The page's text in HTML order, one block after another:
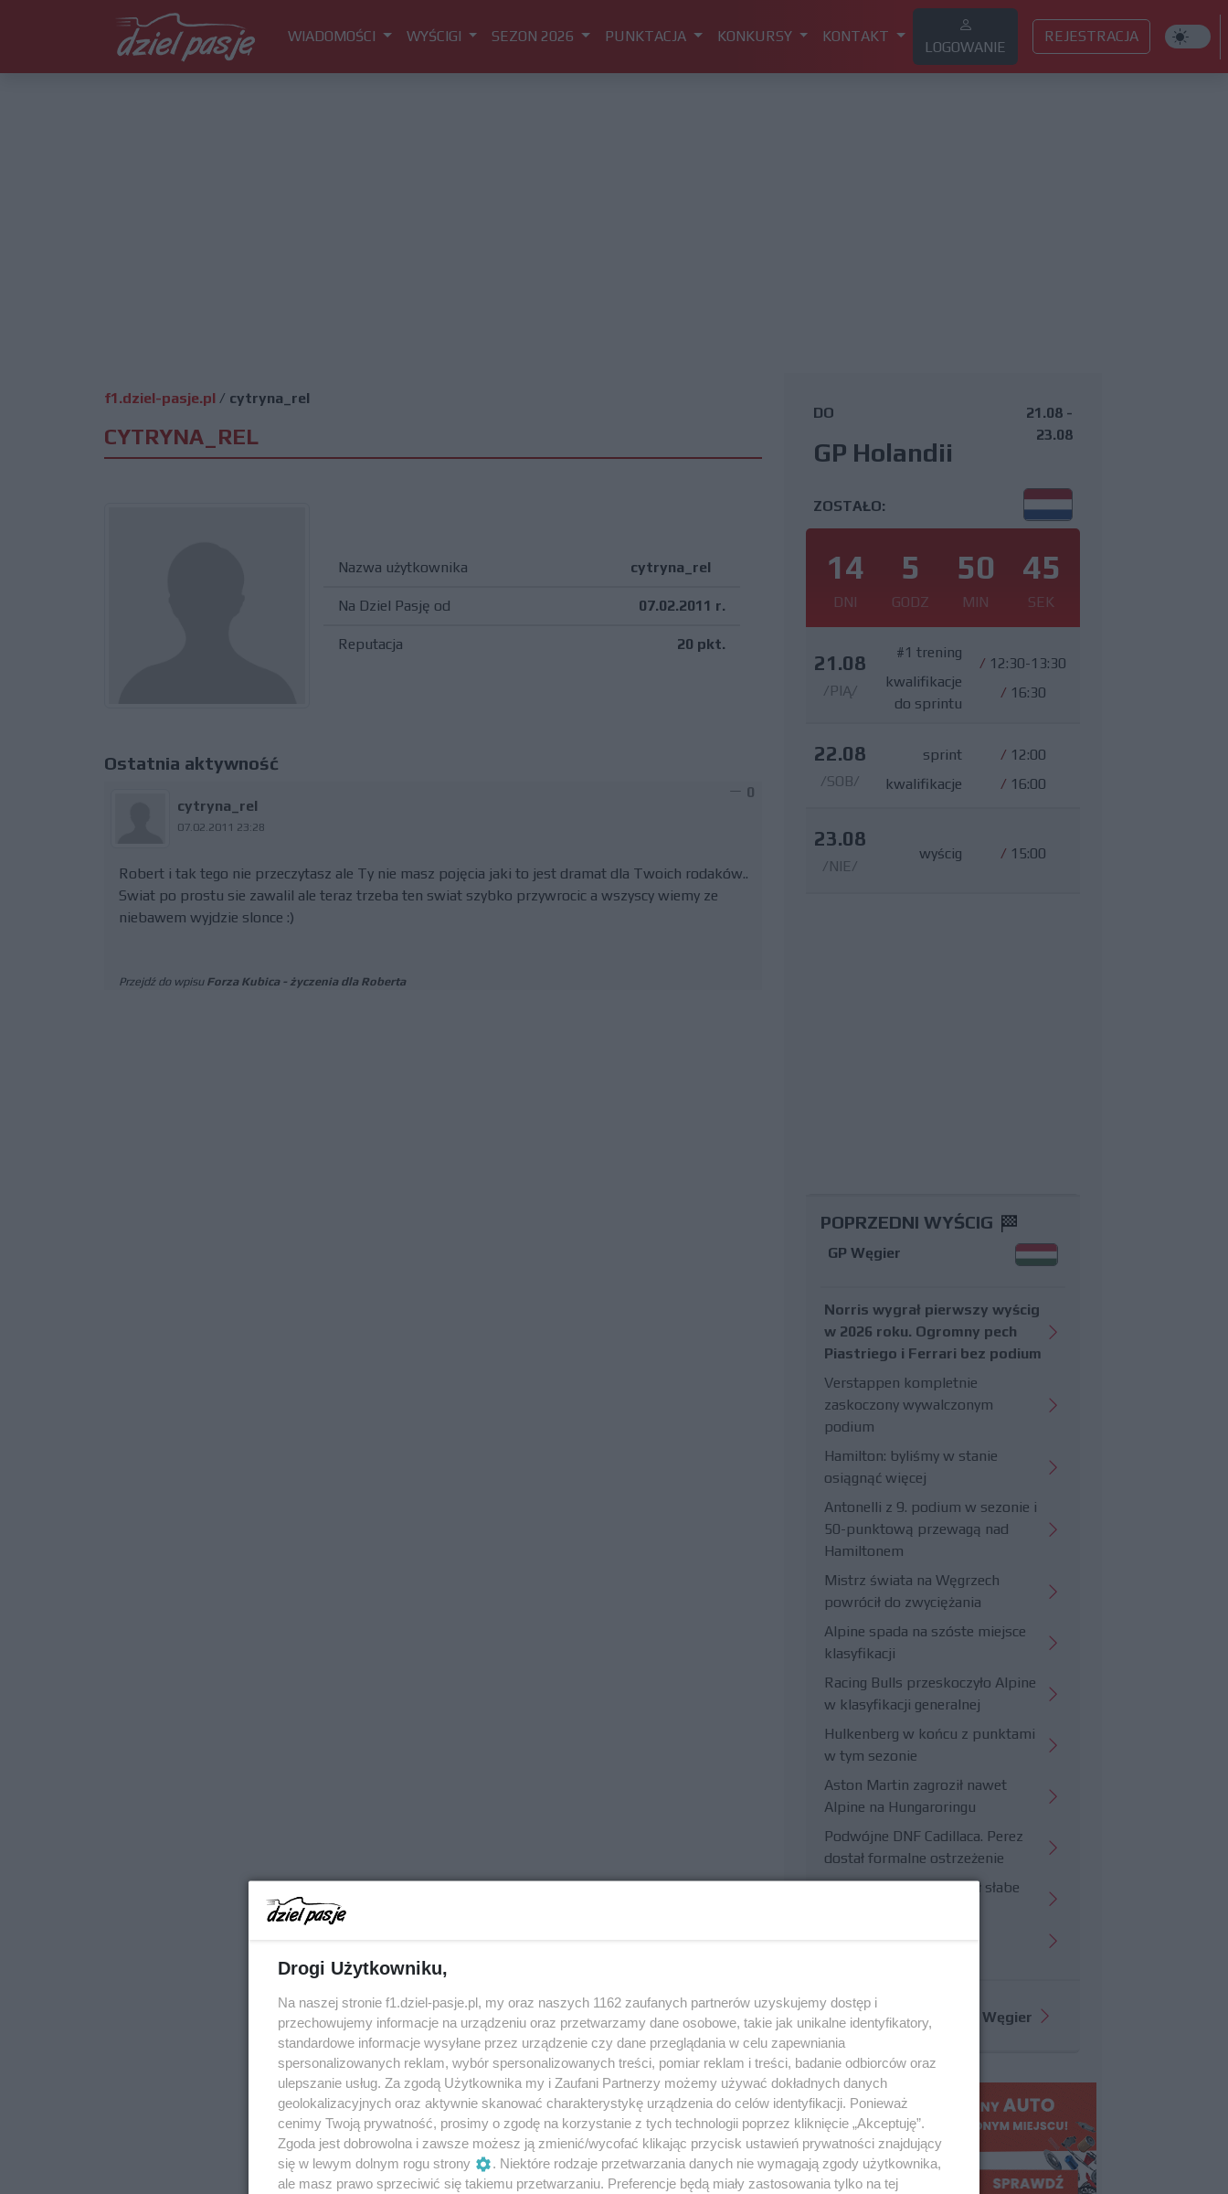
WIADOMOŚCI WYŚCIGI SEZON 2026 PUNKTACJA KONKURSY KONTAKT
LOGOWANIE
REJESTRACJA
f1.dziel-pasje.pl / cytryna_rel
CYTRYNA_REL
Nazwa użytkownika cytryna_rel
Na Dziel Pasję od 07.02.2011 r.
Reputacja 20 pkt.
Ostatnia aktywność
cytryna_rel
07.02.2011 23:28
0
Robert i tak tego nie przeczytasz ale Ty nie masz pojęcia jaki to jest dramat dla Twoich rodaków..
Swiat po prostu sie zawalil ale teraz trzeba ten swiat szybko przywrocic a wszyscy wiemy ze
niebawem wyjdzie slonce :)
Przejdź do wpisu Forza Kubica - życzenia dla Roberta
DO
GP Holandii
21.08 -
23.08
ZOSTAŁO:
14
DNI
5
GODZ
50
MIN
44
SEK
21.08
/PIĄ/
#1 trening
kwalifikacje
do sprintu
/ 12:30-13:30
/ 16:30
22.08
/SOB/
sprint
kwalifikacje
/ 12:00
/ 16:00
23.08
/NIE/
wyścig / 15:00
POPRZEDNI WYŚCIG
GP Węgier
Norris wygrał pierwszy wyścig
w 2026 roku. Ogromny pech
Piastriego i Ferrari bez podium
Verstappen kompletnie
zaskoczony wywalczonym
podium
Hamilton: byliśmy w stanie
osiągnąć więcej
Antonelli z 9. podium w sezonie i
50-punktową przewagą nad
Hamiltonem
Mistrz świata na Węgrzech
powrócił do zwyciężania
Alpine spada na szóste miejsce
klasyfikacji
Racing Bulls przeskoczyło Alpine
w klasyfikacji generalnej
Hulkenberg w końcu z punktami
w tym sezonie
Aston Martin zagroził nawet
Alpine na Hungaroringu
Podwójne DNF Cadillaca. Perez
dostał formalne ostrzeżenie
Hungaroring potwierdził słabe
Więcej informacji o GP Węgier
Drogi Użytkowniku,
Na naszej stronie f1.dziel-pasje.pl, my oraz naszych 1162 zaufanych partnerów uzyskujemy dostęp i
przechowujemy informacje na urządzeniu oraz przetwarzamy dane osobowe, takie jak unikalne identyfikatory,
standardowe informacje wysyłane przez urządzenie czy dane przeglądania w celu zapewniania
spersonalizowanych reklam, wybór spersonalizowanych treści, pomiar reklam i treści, badanie odbiorców oraz
ulepszanie usług. Za zgodą Użytkownika my i Zaufani Partnerzy możemy używać dokładnych danych
geolokalizacyjnych oraz aktywnie skanować charakterystykę urządzenia do celów identyfikacji. Ponieważ
cenimy Twoją prywatność, prosimy o zgodę na korzystanie z tych technologii poprzez kliknięcie „Akceptuję”.
Zgoda jest dobrowolna i zawsze możesz ją zmienić/wycofać klikając przycisk ustawień prywatności znajdujący
się w lewym dolnym rogu strony
. Niektóre rodzaje przetwarzania danych nie wymagają zgody użytkownika,
ale masz prawo sprzeciwić się takiemu przetwarzaniu. Preferencje będą miały zastosowania tylko na tej